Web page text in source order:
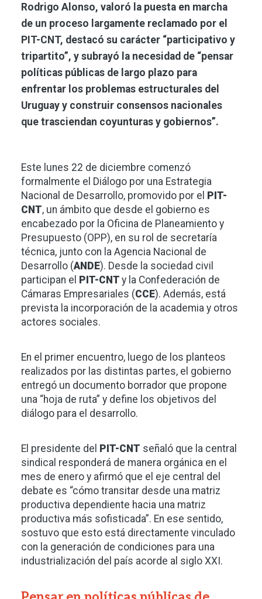
Rodrigo Alonso, valoró la puesta en marcha
de un proceso largamente reclamado por el
PIT-CNT, destacó su carácter “participativo y
tripartito”, y subrayó la necesidad de “pensar
políticas públicas de largo plazo para
enfrentar los problemas estructurales del
Uruguay y construir consensos nacionales
que trasciendan coyunturas y gobiernos”.
Este lunes 22 de diciembre comenzó
formalmente el Diálogo por una Estrategia
Nacional de Desarrollo, promovido por el PIT-
CNT, un ámbito que desde el gobierno es
encabezado por la Oficina de Planeamiento y
Presupuesto (OPP), en su rol de secretaría
técnica, junto con la Agencia Nacional de
Desarrollo (ANDE). Desde la sociedad civil
participan el PIT-CNT y la Confederación de
Cámaras Empresariales (CCE). Además, está
prevista la incorporación de la academia y otros
actores sociales.
En el primer encuentro, luego de los planteos
realizados por las distintas partes, el gobierno
entregó un documento borrador que propone
una “hoja de ruta” y define los objetivos del
diálogo para el desarrollo.
El presidente del PIT-CNT señaló que la central
sindical responderá de manera orgánica en el
mes de enero y afirmó que el eje central del
debate es “cómo transitar desde una matriz
productiva dependiente hacia una matriz
productiva más sofisticada”. En ese sentido,
sostuvo que esto está directamente vinculado
con la generación de condiciones para una
industrialización del país acorde al siglo XXI.